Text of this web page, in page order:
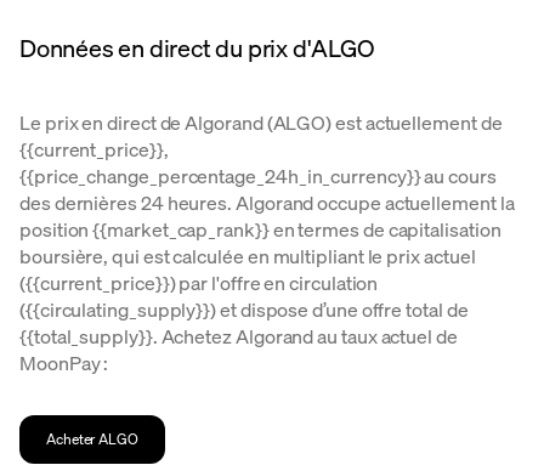
Données en direct du prix d'ALGO
Le prix en direct de Algorand (ALGO) est actuellement de
{{current_price}},
{{price_change_percentage_24h_in_currency}} au cours
des dernières 24 heures. Algorand occupe actuellement la
position {{market_cap_rank}} en termes de capitalisation
boursière, qui est calculée en multipliant le prix actuel
({{current_price}}) par l'offre en circulation
({{circulating_supply}}) et dispose d’une offre total de
{{total_supply}}. Achetez Algorand au taux actuel de
MoonPay :
Acheter ALGO